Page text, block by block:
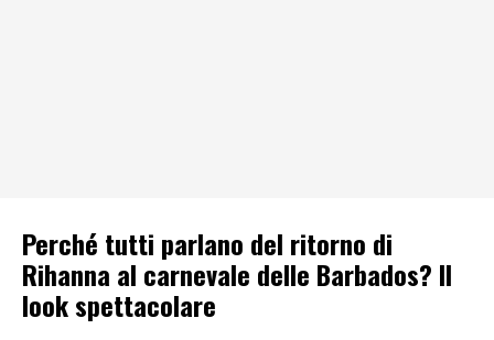
Perché tutti parlano del ritorno di
Rihanna al carnevale delle Barbados? Il
look spettacolare